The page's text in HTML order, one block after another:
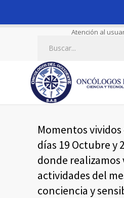
Atención al
Momentos
días 19 Octubre y
donde realizamos
actividades del
conciencia y